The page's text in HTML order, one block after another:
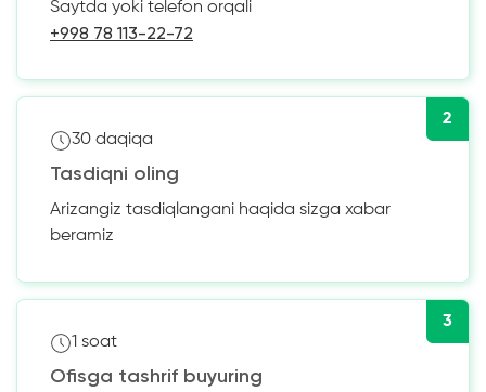
Saytda yoki telefon orqali
+998 78 113-22-72
2
30 daqiqa
Tasdiqni oling
Arizangiz tasdiqlangani haqida sizga xabar
beramiz
3
1 soat
Ofisga tashrif buyuring